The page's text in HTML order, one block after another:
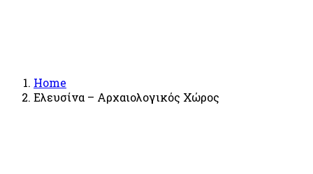
Home
Ελευσίνα – Αρχαιολογικός Χώρος